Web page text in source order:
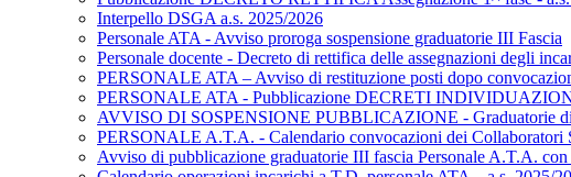
Interpello DSGA a.s. 2025/2026
Personale ATA - Avviso proroga sospensione graduatorie III Fascia
Personale docente - Decreto di rettifica delle assegnazioni degli
PERSONALE ATA – Avviso di restituzione posti dopo
PERSONALE ATA - Pubblicazione DECRETI
AVVISO DI SOSPENSIONE PUBBLICAZIONE - Graduatorie
PERSONALE A.T.A. - Calendario convocazioni dei Collaboratori
Avviso di pubblicazione graduatorie III fascia Personale A.T.A.